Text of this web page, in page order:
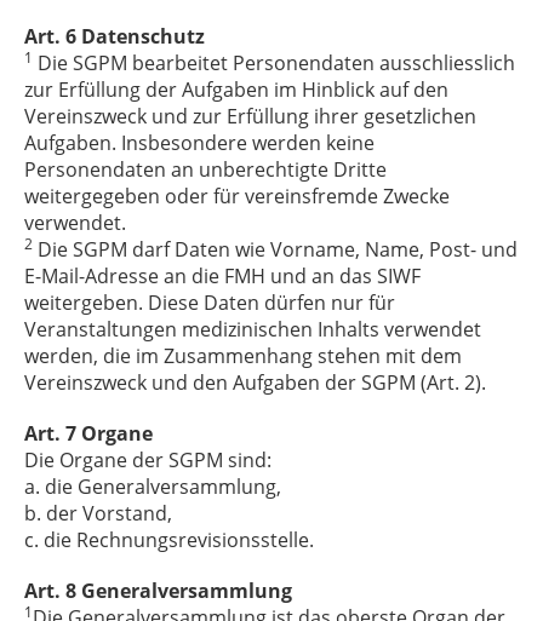
Art. 6 Datenschutz
1 Die SGPM bearbeitet Personendaten ausschliesslich
zur Erfüllung der Aufgaben im Hinblick auf den
Vereinszweck und zur Erfüllung ihrer gesetzlichen
Aufgaben. Insbesondere werden keine
Personendaten an unberechtigte Dritte
weitergegeben oder für vereinsfremde Zwecke
verwendet.
2 Die SGPM darf Daten wie Vorname, Name, Post- und
E-Mail-Adresse an die FMH und an das SIWF
weitergeben. Diese Daten dürfen nur für
Veranstaltungen medizinischen Inhalts verwendet
werden, die im Zusammenhang stehen mit dem
Vereinszweck und den Aufgaben der SGPM (Art. 2).
Art. 7 Organe
Die Organe der SGPM sind:
a. die Generalversammlung,
b. der Vorstand,
c. die Rechnungsrevisionsstelle.
Art. 8 Generalversammlung
1